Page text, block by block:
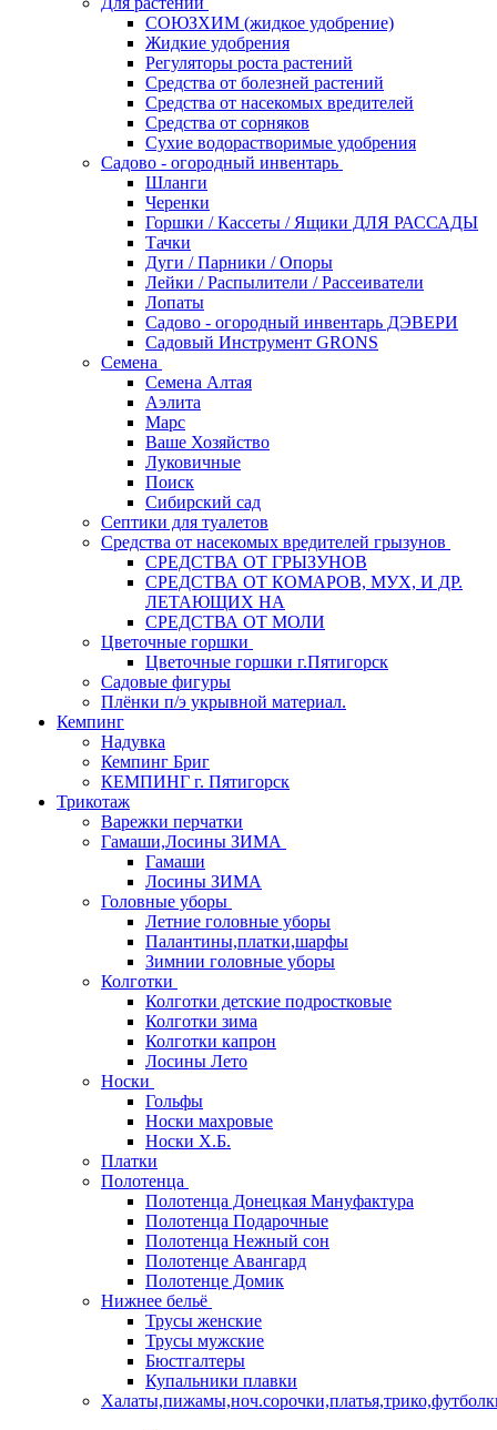
СОЮЗХИМ (жидкое удобрение)
Жидкие удобрения
Регуляторы роста растений
Средства от болезней растений
Средства от насекомых вредителей
Средства от сорняков
Сухие водорастворимые удобрения
Садово - огородный инвентарь
Шланги
Черенки
Горшки / Кассеты / Ящики ДЛЯ РАССАДЫ
Тачки
Дуги / Парники / Опоры
Лейки / Распылители / Рассеиватели
Лопаты
Садово - огородный инвентарь ДЭВЕРИ
Садовый Инструмент GRONS
Семена
Семена Алтая
Аэлита
Марс
Ваше Хозяйство
Луковичные
Поиск
Сибирский сад
Септики для туалетов
Средства от насекомых вредителей грызунов
СPEДСТВА ОТ ГРЫЗУНОВ
СРЕДСТВА ОТ КОМАРОВ, МУХ, И ДР.
ЛЕТАЮЩИХ НА
СРЕДСТВА ОТ МОЛИ
Цветочные горшки
Цветочные горшки г.Пятигорск
Садовые фигуры
Плёнки п/э укрывной материал.
Кемпинг
Надувка
Кемпинг Бриг
КЕМПИНГ г. Пятигорск
Трикотаж
Варежки перчатки
Гамаши,Лосины ЗИМА
Гамаши
Лосины ЗИМА
Головные уборы
Летние головные уборы
Палантины,платки,шарфы
Зимнии головные уборы
Колготки
Колготки детские подростковые
Колготки зима
Колготки капрон
Лосины Лето
Носки
Гольфы
Носки махровые
Носки Х.Б.
Платки
Полотенца
Полотенца Донецкая Мануфактура
Полотенца Подарочные
Полотенца Нежный сон
Полотенце Авангард
Полотенце Домик
Нижнее бельё
Трусы женские
Трусы мужские
Бюстгалтеры
Купальники плавки